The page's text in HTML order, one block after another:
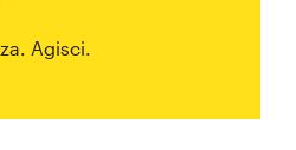
Agisci.